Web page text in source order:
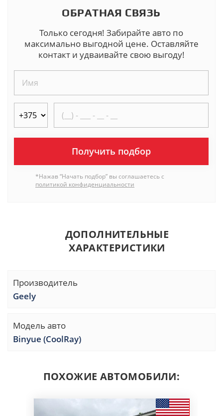
ОБРАТНАЯ СВЯЗЬ
Только сегодня! Забирайте авто по
максимально выгодной цене. Оставляйте
контакт и удваивайте свою выгоду!
Получить подбор
*Нажав “Начать подбор” вы соглашаетесь с
политикой конфиденциальности
ДОПОЛНИТЕЛЬНЫЕ
ХАРАКТЕРИСТИКИ
Производитель
Geely
Модель авто
Binyue (CoolRay)
ПОХОЖИЕ АВТОМОБИЛИ: